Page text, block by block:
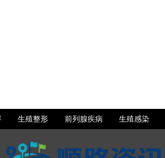
意什么
好
生殖整形 前列腺疾病 生殖感染